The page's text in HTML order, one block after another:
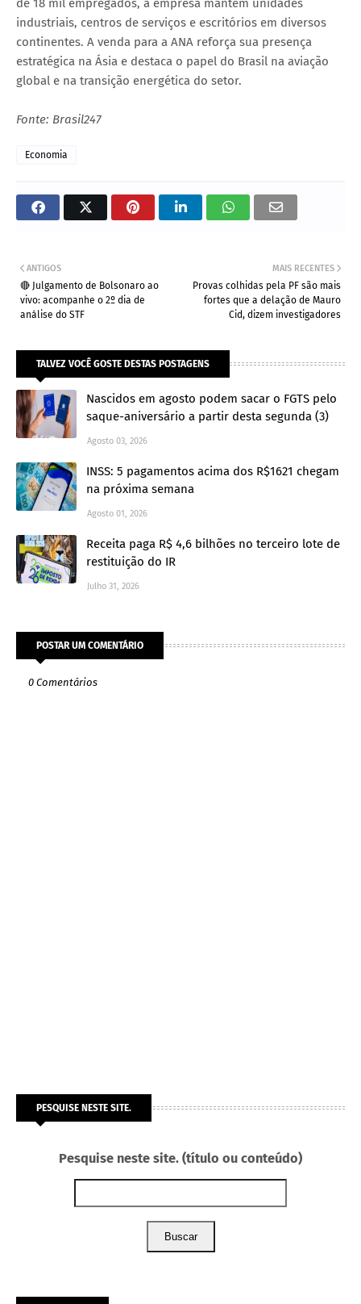
de 18 mil empregados, a empresa mantém unidades
industriais, centros de serviços e escritórios em diversos
continentes. A venda para a ANA reforça sua presença
estratégica na Ásia e destaca o papel do Brasil na aviação
global e na transição energética do setor.
Fonte: Brasil247
Economia
MAIS RECENTES
Provas colhidas pela PF são mais
fortes que a delação de Mauro
Cid, dizem investigadores
ANTIGOS
🔴 Julgamento de Bolsonaro ao
vivo: acompanhe o 2º dia de
análise do STF
TALVEZ VOCÊ GOSTE DESTAS POSTAGENS
Nascidos em agosto podem sacar o FGTS pelo
saque-aniversário a partir desta segunda (3)
Agosto 03, 2026
INSS: 5 pagamentos acima dos R$1621 chegam
na próxima semana
Agosto 01, 2026
Receita paga R$ 4,6 bilhões no terceiro lote de
restituição do IR
Julho 31, 2026
POSTAR UM COMENTÁRIO
0 Comentários
PESQUISE NESTE SITE.
Pesquise neste site. (título ou conteúdo)
Buscar